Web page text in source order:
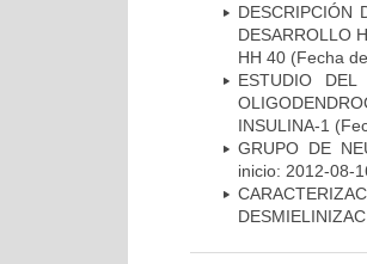
DESCRIPCIÓN
DESARROLLO
HH 40 (Fecha
ESTUDIO
INSULINA-1
GRUPO DE
inicio: 2012-08-